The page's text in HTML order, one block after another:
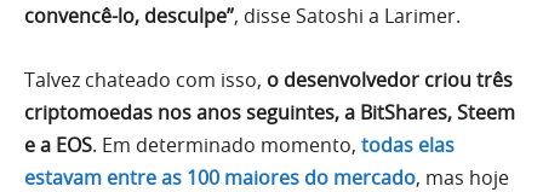
convencê-lo, desculpe”, disse Satoshi a Larimer.
Talvez chateado com isso, o desenvolvedor criou três
criptomoedas nos anos seguintes, a BitShares, Steem
e a EOS. Em determinado momento, todas elas
estavam entre as 100 maiores do mercado, mas hoje